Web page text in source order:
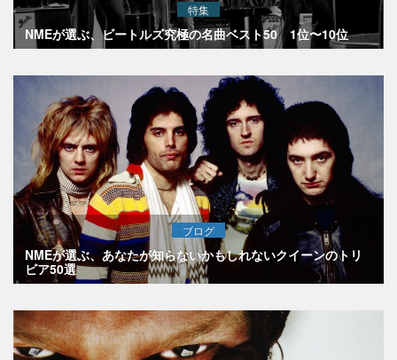
特集
NMEが選ぶ、ビートルズ究極の名曲ベスト50 1位〜10位
ブログ
NMEが選ぶ、あなたが知らないかもしれないクイーンのトリ
ビア50選